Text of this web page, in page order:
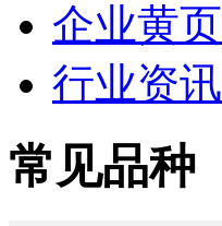
企业黄页
行业资讯
常见品种